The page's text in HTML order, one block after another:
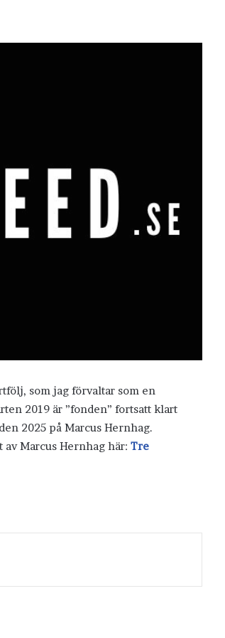
som jag förvaltar som en
2019 är ”fonden” fortsatt klart
2025 på Marcus Hernhag.
Marcus Hernhag här: Tre